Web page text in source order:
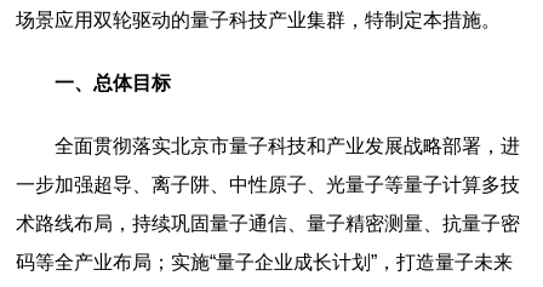
场景应用双轮驱动的量子科技产业集群，特制定本措施。
一、总体目标
全面贯彻落实北京市量子科技和产业发展战略部署，进
一步加强超导、离子阱、中性原子、光量子等量子计算多技
术路线布局，持续巩固量子通信、量子精密测量、抗量子密
码等全产业布局；实施“量子企业成长计划”，打造量子未来